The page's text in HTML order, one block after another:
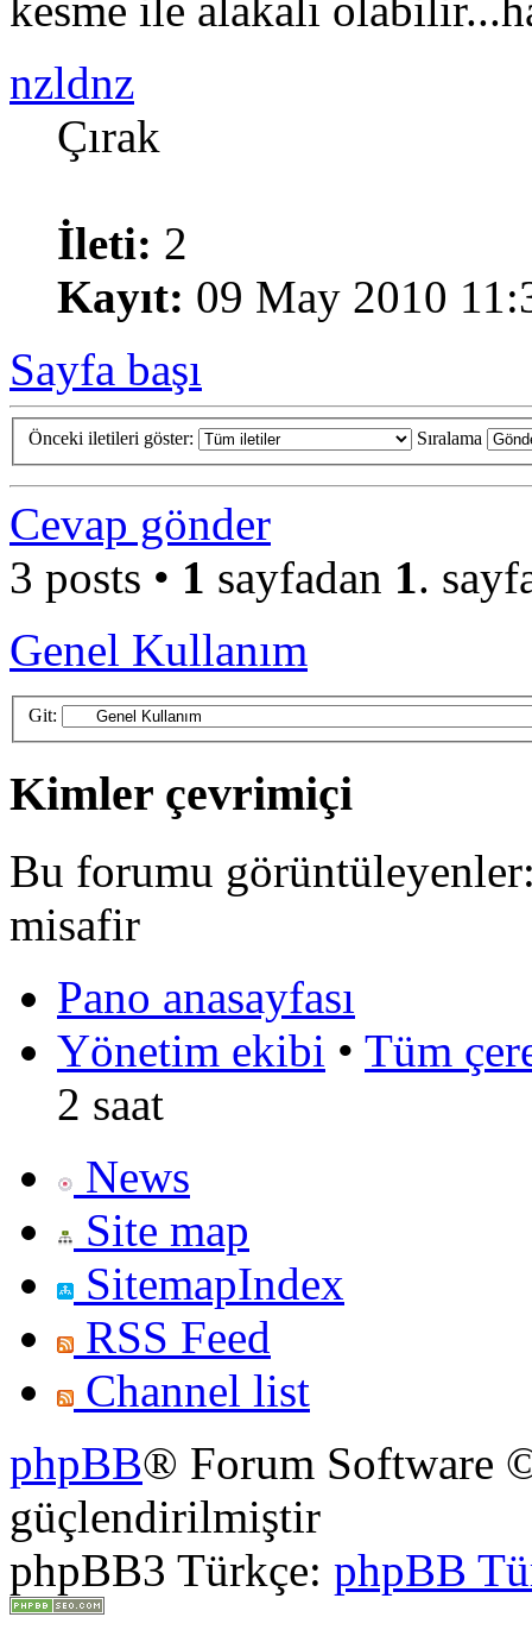
kesme ile alakalı
nzldnz
Çırak
İleti: 2
Kayıt: 09 May 2010
Sayfa başı
Önceki iletileri göster: Sıralama
Cevap gönder
3 posts • 1 sayfadan 1.
Genel Kullanım
Git:
Kimler çevrimiçi
Bu forumu
misafir
Pano anasayfası
Yönetim ekibi • Tüm
2 saat
News
Site map
SitemapIndex
RSS Feed
Channel list
phpBB® Forum Software
güçlendirilmiştir
phpBB3 Türkçe: phpBB